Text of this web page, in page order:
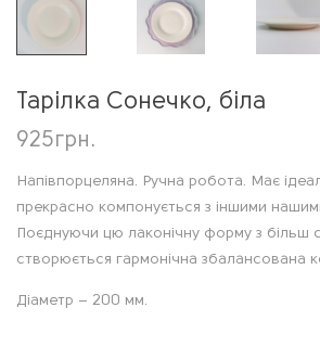
Тарілка Сонечко, біла
925грн.
Напівпорцеляна. Ручна робота. Має
прекрасно компонується з іншими
Поєднуючи цю лаконічну форму з більш
створюється гармонічна збалансована
Діаметр – 200 мм.